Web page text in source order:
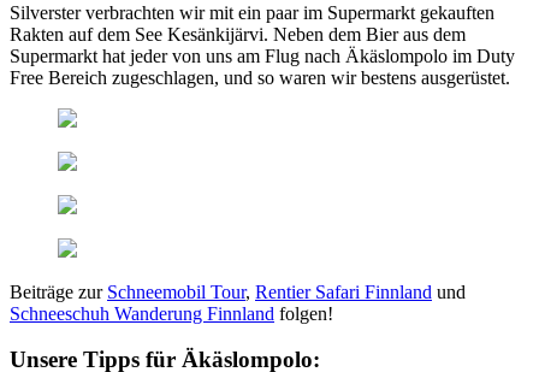
Silverster verbrachten wir mit ein paar im Supermarkt gekauften
Rakten auf dem See Kesänkijärvi. Neben dem Bier aus dem
Supermarkt hat jeder von uns am Flug nach Äkäslompolo im Duty
Free Bereich zugeschlagen, und so waren wir bestens ausgerüstet.
Beiträge zur Schneemobil Tour, Rentier Safari Finnland und
Schneeschuh Wanderung Finnland folgen!
Unsere Tipps für Äkäslompolo: